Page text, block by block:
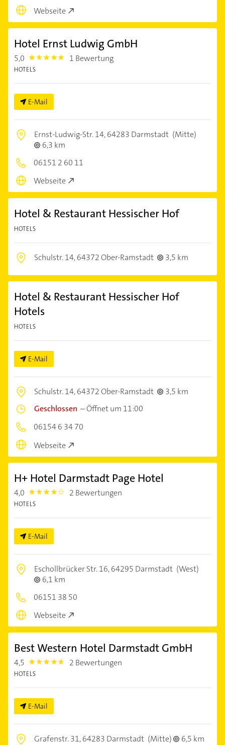
Webseite
Hotel Ernst Ludwig GmbH
5,0 5.0 1 Bewertung
HOTELS
E-Mail
Ernst-Ludwig-Str. 14,64283 Darmstadt (Mitte)
6,3 km
06151 2 60 11
Webseite
Hotel & Restaurant Hessischer Hof
HOTELS
Schulstr. 14,64372 Ober-Ramstadt 3,5 km
Hotel & Restaurant Hessischer Hof
Hotels
HOTELS
E-Mail
Schulstr. 14,64372 Ober-Ramstadt
3,5 km
Geschlossen –Öffnet um 11:00
06154 6 34 70
Webseite
H+ Hotel Darmstadt Page Hotel
4,0 4.0 2 Bewertungen
HOTELS
E-Mail
Eschollbrücker Str. 16,64295 Darmstadt (West)
6,1 km
06151 38 50
Webseite
Best Western Hotel Darmstadt GmbH
4,5 4.5 2 Bewertungen
HOTELS
E-Mail
Grafenstr. 31,64283 Darmstadt (Mitte)
6,5 km